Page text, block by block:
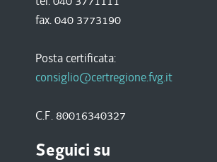
fax. 040 3773190
Posta certificata:
consiglio@certregione.fvg.it
C.F. 80016340327
Seguici su